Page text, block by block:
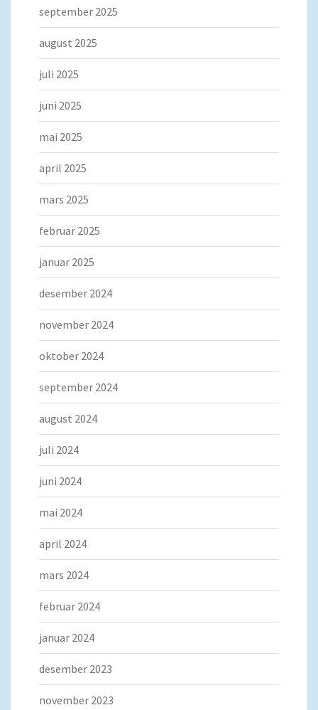
september 2025
august 2025
juli 2025
juni 2025
mai 2025
april 2025
mars 2025
februar 2025
januar 2025
desember 2024
november 2024
oktober 2024
september 2024
august 2024
juli 2024
juni 2024
mai 2024
april 2024
mars 2024
februar 2024
januar 2024
desember 2023
november 2023